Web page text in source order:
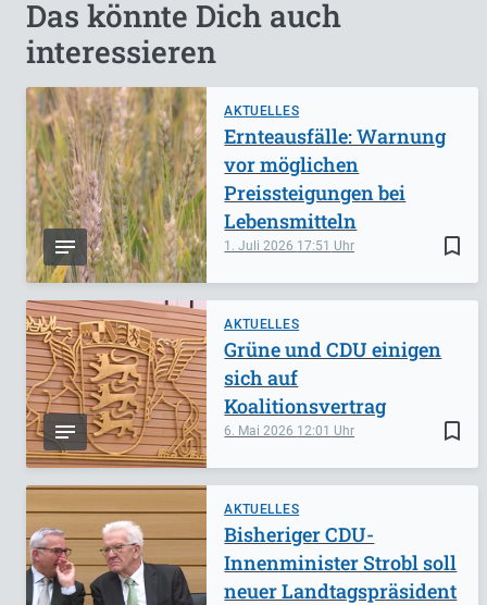
Das könnte Dich auch
interessieren
AKTUELLES
bookmark_border
1. Juli 2026 17:51
Ernteausfälle: Warnung
vor möglichen
Preissteigungen bei
Lebensmitteln
AKTUELLES
bookmark_border
6. Mai 2026 12:01
Grüne und CDU einigen
sich auf
Koalitionsvertrag
AKTUELLES
Bisheriger CDU-
Innenminister Strobl soll
neuer Landtagspräsident